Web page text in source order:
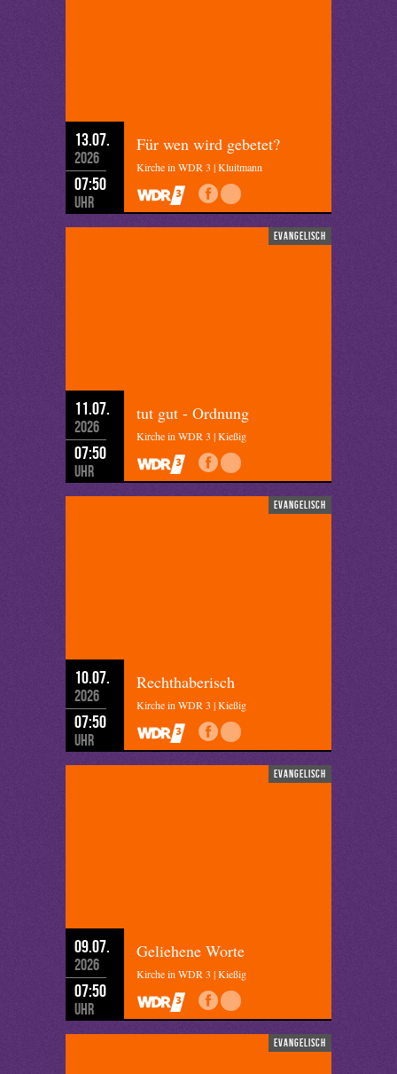
13.07.
2026
07:50
Uhr
Für wen wird gebetet?
Kirche in WDR 3 | Kluitmann
evangelisch
11.07.
2026
07:50
Uhr
tut gut - Ordnung
Kirche in WDR 3 | Kießig
evangelisch
10.07.
2026
07:50
Uhr
Rechthaberisch
Kirche in WDR 3 | Kießig
evangelisch
09.07.
2026
07:50
Uhr
Geliehene Worte
Kirche in WDR 3 | Kießig
evangelisch